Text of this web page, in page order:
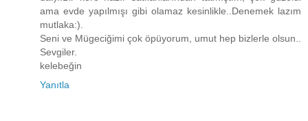
ama evde yapılmışı gibi olamaz kesinlikle..Denemek lazım
mutlaka:).
Seni ve Mügeciğimi çok öpüyorum, umut hep bizlerle olsun..
Sevgiler.
kelebeğin
Yanıtla